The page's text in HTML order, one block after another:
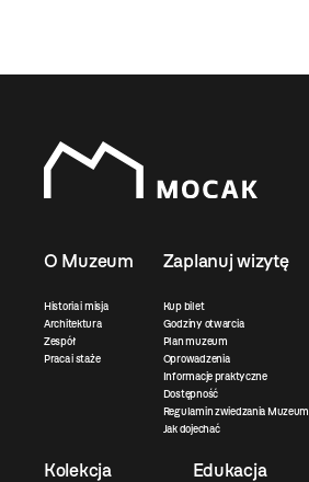
O Muzeum
Historia i misja
Architektura
Zespół
Praca i staże
Zaplanuj wizytę
Kup bilet
Godziny otwarcia
Plan muzeum
Oprowadzenia
Informacje praktyczne
Dostępność
Regulamin zwiedzania Muzeum
Jak dojechać
Kolekcja Edukacja